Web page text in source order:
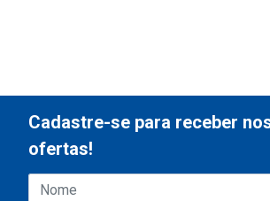
Cadastre-se para receber
ofertas!